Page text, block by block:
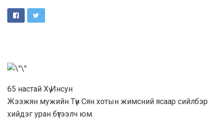
65 настай Хү Инсун
Жээжян мужийн Түн Сян хотын жимсний ясаар сийлбэр
хийдэг уран бүтээлч юм.